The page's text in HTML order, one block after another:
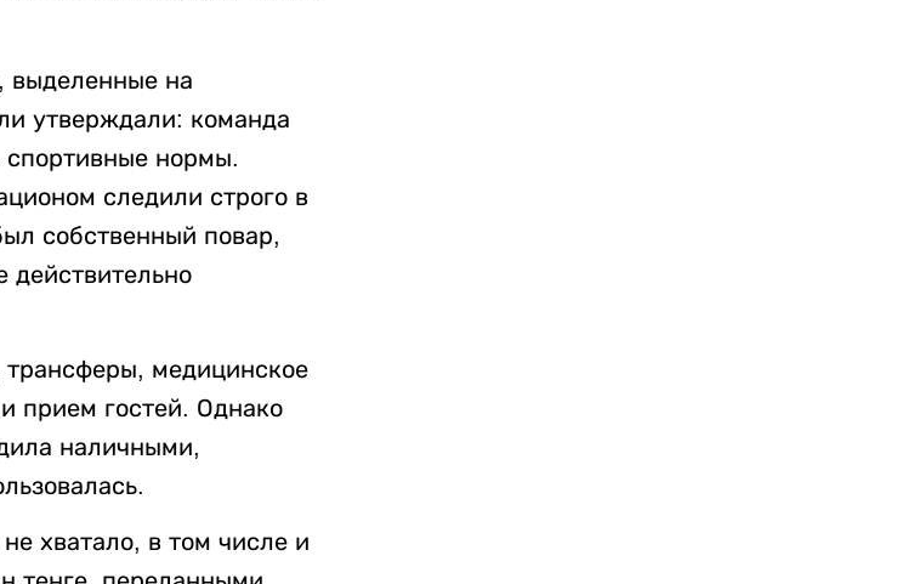
выделенные на
утверждали: команда
спортивные нормы.
следили строго в
собственный повар,
действительно
трансферы, медицинское
прием гостей. Однако
наличными,
хватало, в том числе и